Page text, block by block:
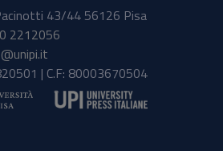
43/44 56126 Pisa
2212056
| C.F: 80003670504